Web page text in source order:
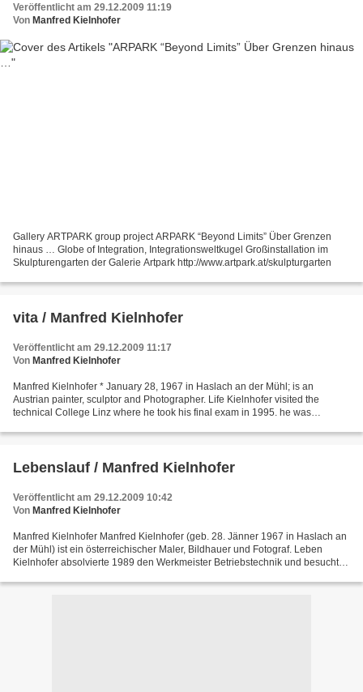
Veröffentlicht am 29.12.2009 11:19
Von Manfred Kielnhofer
Gallery ARTPARK group project ARPARK “Beyond Limits” Über Grenzen
hinaus … Globe of Integration, Integrationsweltkugel Großinstallation im
Skulpturengarten der Galerie Artpark http://www.artpark.at/skulpturgarten
vita / Manfred Kielnhofer
Veröffentlicht am 29.12.2009 11:17
Von Manfred Kielnhofer
Manfred Kielnhofer * January 28, 1967 in Haslach an der Mühl; is an
Austrian painter, sculptor and Photographer. Life Kielnhofer visited the
technical College Linz where he took his final exam in 1995. he was
Lebenslauf / Manfred Kielnhofer
Veröffentlicht am 29.12.2009 10:42
Von Manfred Kielnhofer
Manfred Kielnhofer Manfred Kielnhofer (geb. 28. Jänner 1967 in Haslach an
der Mühl) ist ein österreichischer Maler, Bildhauer und Fotograf. Leben
Kielnhofer absolvierte 1989 den Werkmeister Betriebstechnik und besuchte